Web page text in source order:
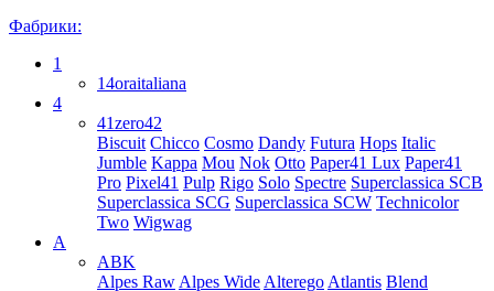
Фабрики:
1
14oraitaliana
4
41zero42
Biscuit Chicco Cosmo Dandy Futura Hops Italic
Jumble Kappa Mou Nok Otto Paper41 Lux Paper41
Pro Pixel41 Pulp Rigo Solo Spectre Superclassica SCB
Superclassica SCG Superclassica SCW Technicolor
Two Wigwag
A
ABK
Alpes Raw Alpes Wide Alterego Atlantis Blend